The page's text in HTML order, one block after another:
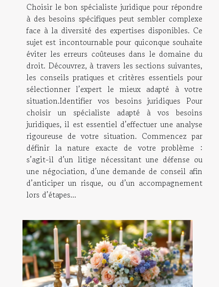
Choisir le bon spécialiste juridique pour répondre
à des besoins spécifiques peut sembler complexe
face à la diversité des expertises disponibles. Ce
sujet est incontournable pour quiconque souhaite
éviter les erreurs coûteuses dans le domaine du
droit. Découvrez, à travers les sections suivantes,
les conseils pratiques et critères essentiels pour
sélectionner l’expert le mieux adapté à votre
situation.Identifier vos besoins juridiques Pour
choisir un spécialiste adapté à vos besoins
juridiques, il est essentiel d’effectuer une analyse
rigoureuse de votre situation. Commencez par
définir la nature exacte de votre problème :
s’agit-il d’un litige nécessitant une défense ou
une négociation, d’une demande de conseil afin
d’anticiper un risque, ou d’un accompagnement
lors d’étapes...